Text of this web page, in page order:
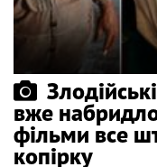
вже
фільми все
копірку